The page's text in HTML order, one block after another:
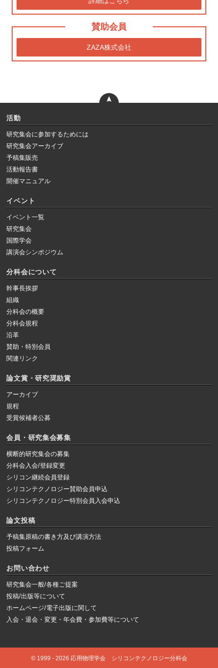
賛助会員
ZAZA株式会社
活動
研究集会に参加するためには
研究集会アーカイブ
予稿集販売
活動報告書
開催マニュアル
イベント
イベント一覧
研究集会
国際学会
講演会シンポジウム
分科会について
幹事長挨拶
組織
分科会の概要
分科会規程
沿革
賛助・特別会員
関連リンク
論文賞・研究奨励賞
アーカイブ
規程
受賞候補者公募
会員・研究集会募集
横断的研究集会の募集
分科会入会/登録変更
シリコン継続会員登録
シリコンテクノロジー賛助会員申込
シリコンテクノロジー特別会員入会申込
論文投稿
予稿集原稿の書き方及び講演方法
投稿フォーム
お問い合わせ
研究集会一般/各種ご提案
投稿/出版等について
ホームページ/電子出版に関して
入会・退会・変更・年会費・参加費等について
© 1999 - 2026 応用物理学会 シリコンテクノロジー分科会